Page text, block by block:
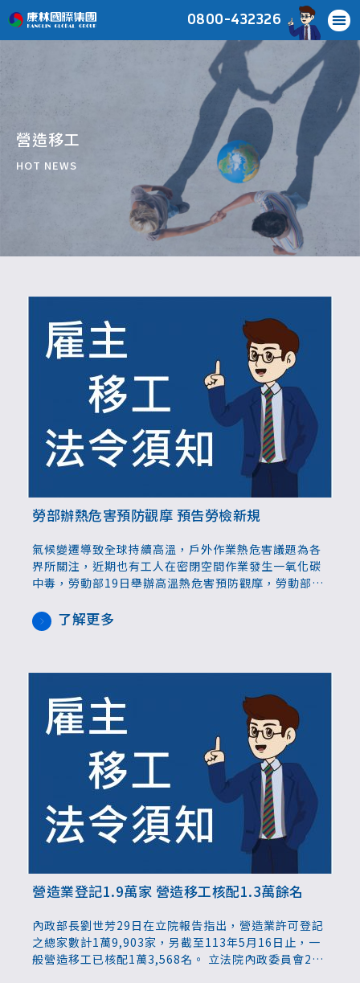
0800-432326
營造移工
HOT NEWS
勞部辦熱危害預防觀摩 預告勞檢新規
氣候變遷導致全球持續高溫，戶外作業熱危害議題為各
界所關注，近期也有工人在密閉空間作業發生一氧化碳
中毒，勞動部19日舉辦高溫熱危害預防觀摩，勞動部長
危害預防措施，也預告法規修改後需備置降溫設備，以
免受罰。為避免工作者因高溫或缺氧危險作業發生職
了解更多
營造業登記1.9萬家 營造移工核配1.3萬餘名
內政部長劉世芳29日在立院報告指出，營造業許可登記
之總家數計1萬9,903家，另截至113年5月16日止，一
般營造移工已核配1萬3,568名。 立法院內政委員會29